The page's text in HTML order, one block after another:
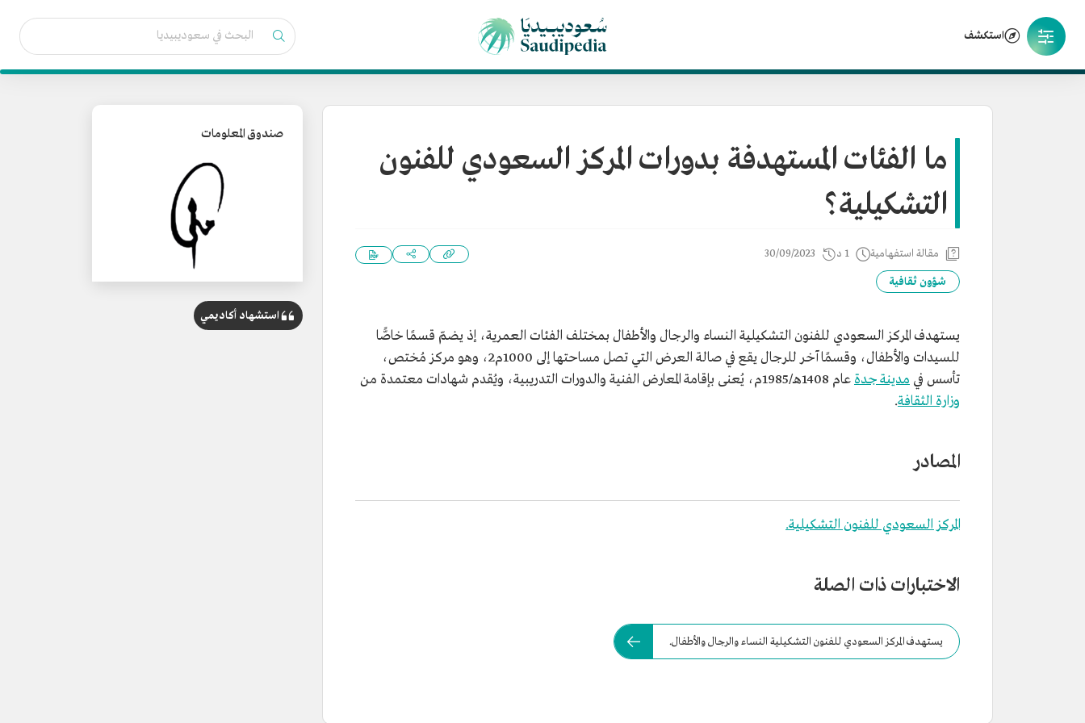
استكشف
ما الفئات المستهدفة بدورات المركز السعودي للفنون
التشكيلية؟
مقالة استفهامية 1 د 30/09/2023
شؤون ثقافية
يستهدف المركز السعودي للفنون التشكيلية النساء والرجال والأطفال بمختلف الفئات العمرية، إذ يضمّ قسمًا خاصًّا
للسيدات والأطفال، وقسمًا آخر للرجال يقع في صالة العرض التي تصل مساحتها إلى 1000م2، وهو مركز مُختص،
تأسس في مدينة جدة عام 1408هـ/1985م، يُعنى بإقامة المعارض الفنية والدورات التدريبية، ويُقدم شهادات معتمدة من
وزارة الثقافة.
المصادر
المركز السعودي للفنون التشكيلية.
الاختبارات ذات الصلة
يستهدف المركز السعودي للفنون التشكيلية النساء والرجال والأطفال.
صندوق المعلومات
استشهاد أكاديمي